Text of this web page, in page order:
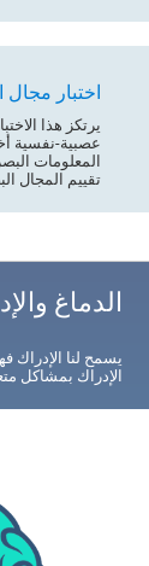
اختبار مجال
عصبية-نفسية
المعلومات
تقييم المجال
الدماغ
يسمح لنا الإدراك
الإدراك بمشاكل